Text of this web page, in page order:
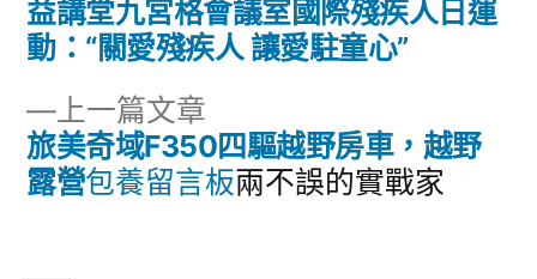
章
導
覽
上一篇文章
一
篇
旅美奇域F350四驅越野房車，越野
露營包養留言板兩不誤的實戰家
篇
文
益講堂九宮格會議室國際殘疾人日運
動：“關愛殘疾人 讓愛駐童心”